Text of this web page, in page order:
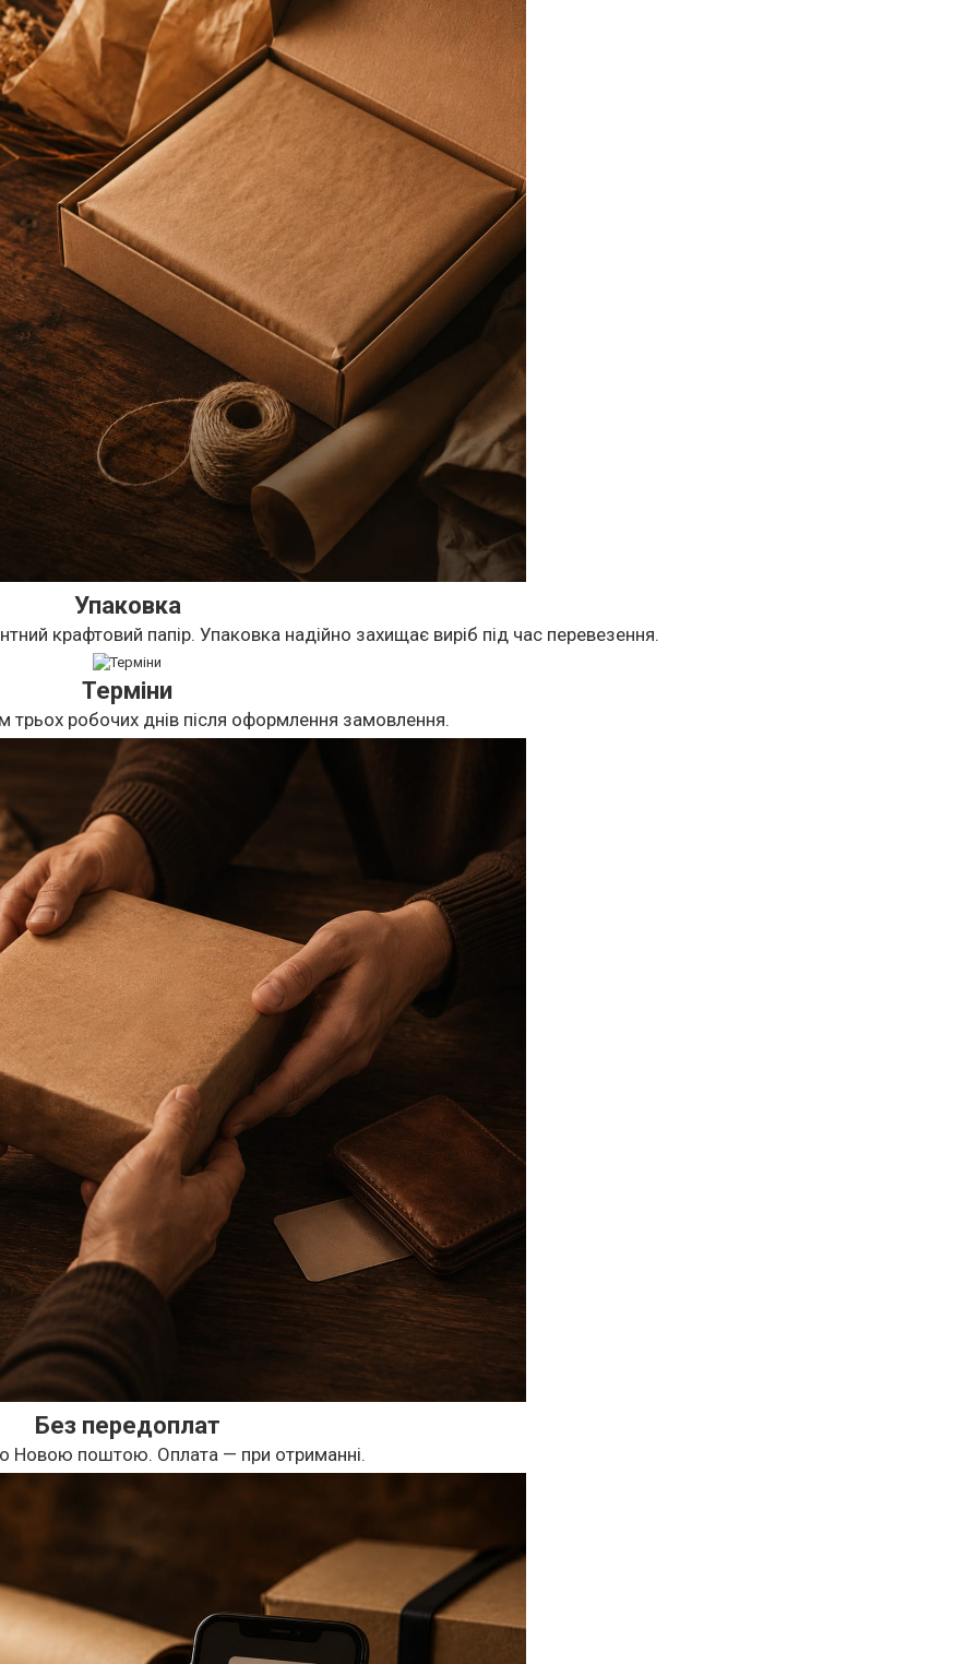
Упаковка
крафтовий папір. Упаковка надійно захищає виріб під час перевезення.
Терміни
трьох робочих днів після оформлення замовлення.
Без передоплат
Новою поштою. Оплата — при отриманні.